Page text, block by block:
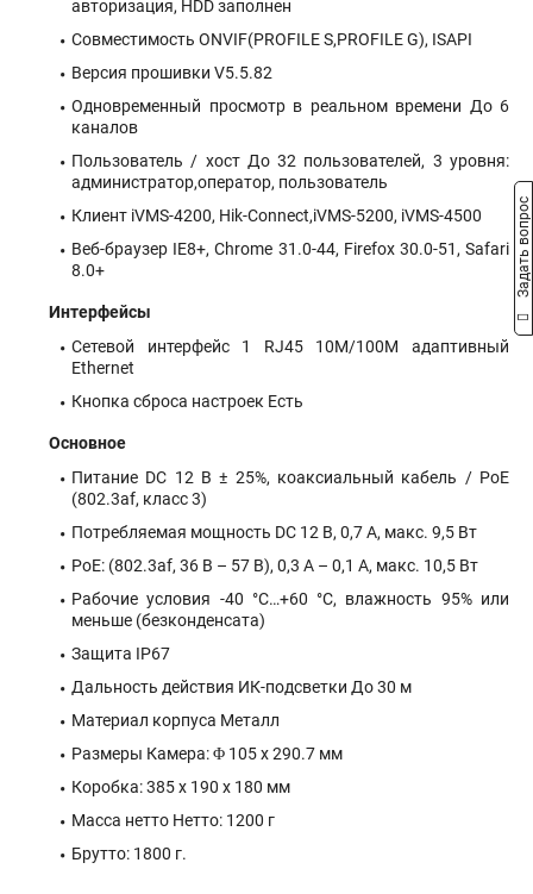
авторизация, HDD заполнен
Совместимость ONVIF(PROFILE S,PROFILE G), ISAPI
Версия прошивки V5.5.82
Одновременный просмотр в реальном времени До 6
каналов
Пользователь / хост До 32 пользователей, 3 уровня:
администратор,оператор, пользователь
Клиент iVMS-4200, Hik-Connect,iVMS-5200, iVMS-4500
Веб-браузер IE8+, Chrome 31.0-44, Firefox 30.0-51, Safari
8.0+
Интерфейсы
Сетевой интерфейс 1 RJ45 10M/100M адаптивный
Ethernet
Кнопка сброса настроек Есть
Основное
Питание DC 12 В ± 25%, коаксиальный кабель / PoE
(802.3af, класс 3)
Потребляемая мощность DC 12 В, 0,7 А, макс. 9,5 Вт
PoE: (802.3af, 36 В – 57 В), 0,3 A – 0,1 A, макс. 10,5 Вт
Рабочие условия -40 °C…+60 °C, влажность 95% или
меньше (безконденсата)
Защита IP67
Дальность действия ИК-подсветки До 30 м
Материал корпуса Металл
Размеры Камера: Φ 105 x 290.7 мм
Коробка: 385 x 190 x 180 мм
Масса нетто Нетто: 1200 г
Брутто: 1800 г.
Задать вопрос